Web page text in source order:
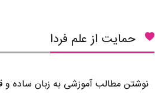
حمایت از علم فردا
نوشتن مطالب آموزشی به زبان ساده و